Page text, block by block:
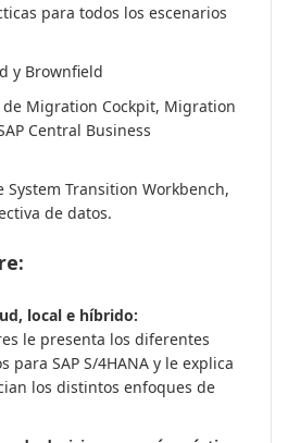
para todos los escenarios
y Brownfield
Migration Cockpit, Migration
Central Business
System Transition Workbench,
de datos.
local e híbrido:
le presenta los diferentes
para SAP S/4HANA y le explica
los distintos enfoques de